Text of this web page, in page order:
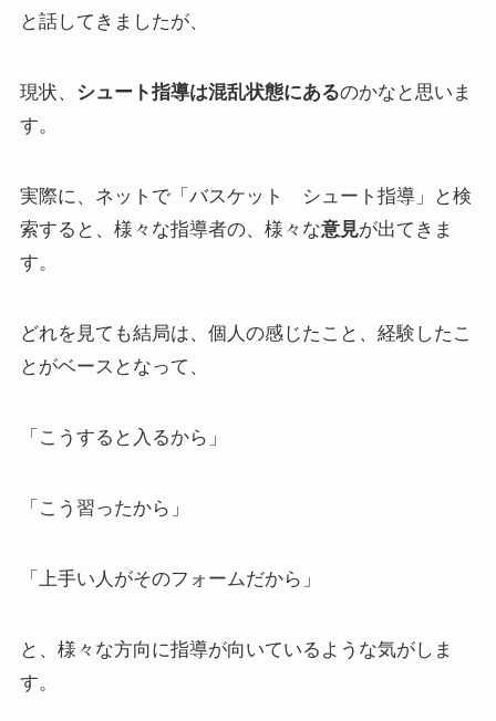
と話してきましたが、
現状、 シュート指導は混乱状態にあるのかなと思いま
す。
実際に、ネットで「バスケット シュート指導」と検
索すると、様々な指導者の、様々な意見が出てきま
す。
どれを見ても結局は、個人の感じたこと、経験したこ
とがベースとなって、
「こうすると入るから」
「こう習ったから」
「上手い人がそのフォームだから」
と、様々な方向に指導が向いているような気がしま
す。